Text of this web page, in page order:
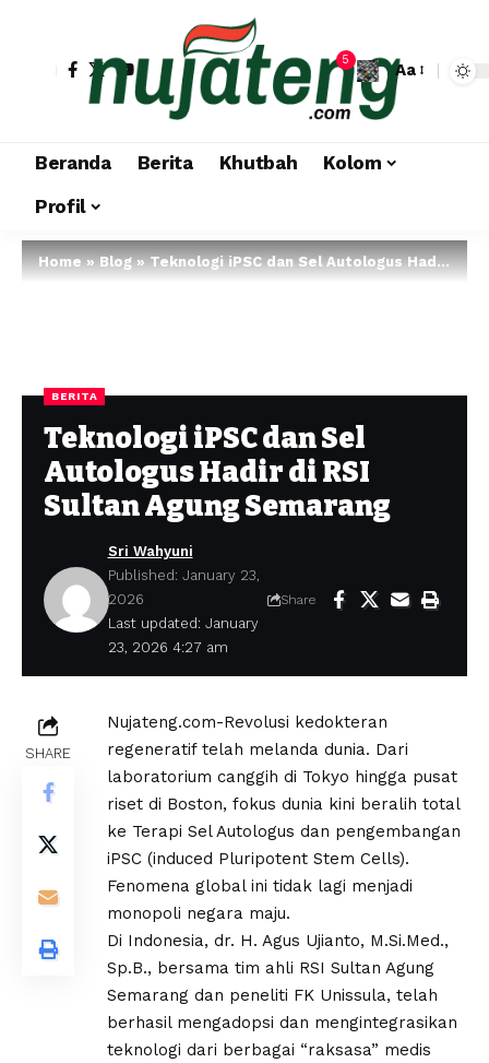
5
Aa
Beranda Berita Khutbah
Kolom
Profil
Home»Blog»Teknologi iPSC dan Sel Autologus Hadir di RSI Sultan Agung Semarang
BERITA
Teknologi iPSC dan Sel
Autologus Hadir di RSI
Sultan Agung Semarang
Last updated: January
23, 2026 4:27 am
Sri Wahyuni
Published: January 23,
2026
Share
SHARE
Nujateng.com-Revolusi kedokteran
regeneratif telah melanda dunia. Dari
laboratorium canggih di Tokyo hingga pusat
riset di Boston, fokus dunia kini beralih total
ke Terapi Sel Autologus dan pengembangan
iPSC (induced Pluripotent Stem Cells).
Fenomena global ini tidak lagi menjadi
monopoli negara maju.
​Di Indonesia, dr. H. Agus Ujianto, M.Si.Med.,
Sp.B., bersama tim ahli RSI Sultan Agung
Semarang dan peneliti FK Unissula, telah
berhasil mengadopsi dan mengintegrasikan
teknologi dari berbagai “raksasa” medis